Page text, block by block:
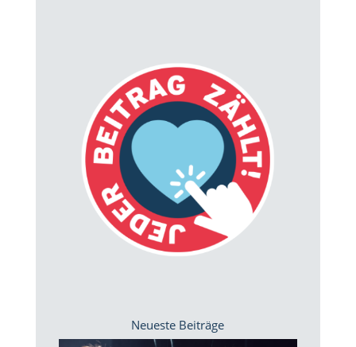
Neueste Beiträge